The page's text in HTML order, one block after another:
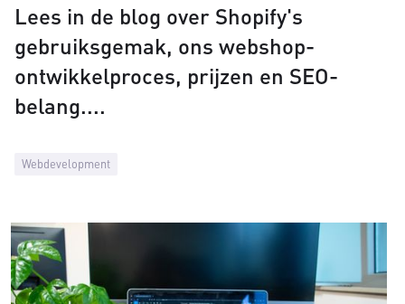
Webdevelopment
Lees in de blog over Shopify's
gebruiksgemak, ons webshop-
ontwikkelproces, prijzen en SEO-
belang.